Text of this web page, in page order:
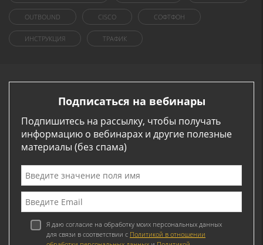
OUTBOUND CISCO СОФТФОН
ИНСТРУКЦИЯ ТРАФИК
Подписаться на вебинары
Подпишитесь на рассылку, чтобы получать
информацию о вебинарах и другие полезные
материалы (без спама)
Я даю согласие на обработку моих персональных данных
для связи в соответствии с Политикой в отношении